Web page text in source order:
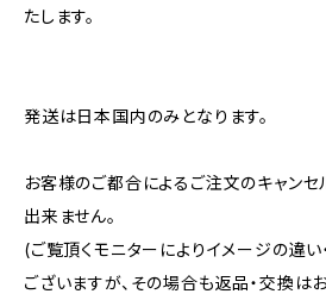
たします。
発送は日本国内のみとなります。
お客様のご都合によるご注文のキャンセ
出来ません。
(ご覧頂くモニターによりイメージの違
ございますが、その場合も返品・交換は